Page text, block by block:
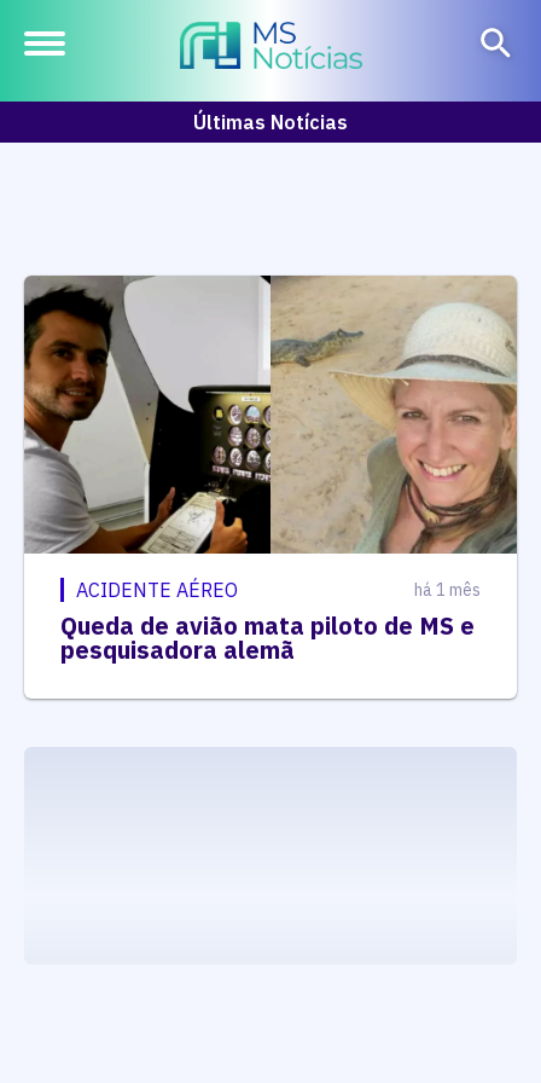
Últimas Notícias
ACIDENTE AÉREO há 1 mês
Queda de avião mata piloto de MS e
pesquisadora alemã